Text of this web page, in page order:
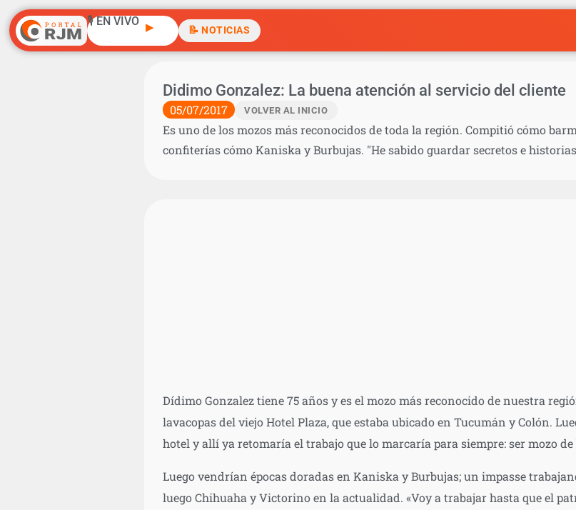
🎙️ EN VIVO ▶ 📝 NOTICIAS
Didimo Gonzalez: La buena atención al servicio del cliente
05/07/2017 VOLVER AL INICIO
Es uno de los mozos más reconocidos de toda la región. Compitió cómo
confiterías cómo Kaniska y Burbujas. "He sabido guardar secretos e
Dídimo Gonzalez tiene 75 años y es el mozo más reconocido de nuestra
lavacopas del viejo Hotel Plaza, que estaba ubicado en Tucumán y Colón.
hotel y allí ya retomaría el trabajo que lo marcaría para siempre: ser mozo de
Luego vendrían épocas doradas en Kaniska y Burbujas; un impasse
luego Chihuaha y Victorino en la actualidad. «Voy a trabajar hasta que el